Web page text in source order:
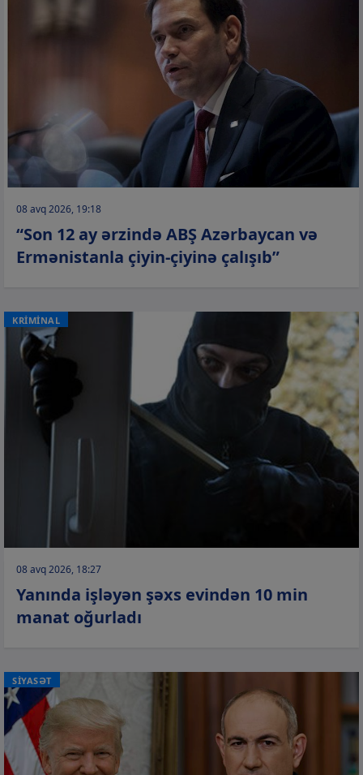
08 avq 2026, 19:18
“Son 12 ay ərzində ABŞ Azərbaycan və
Ermənistanla çiyin-çiyinə çalışıb”
KRİMİNAL
08 avq 2026, 18:27
Yanında işləyən şəxs evindən 10 min
manat oğurladı
SİYASƏT